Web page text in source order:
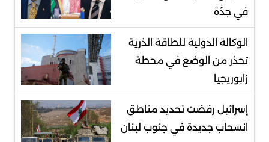
في جدّة
الوكالة الدولية للطاقة الذرية
تحذر من الوضع في محطة
زابوريجيا
إسرائيل رفضت تحديد مناطق
انسحاب جديدة في جنوب لبنان